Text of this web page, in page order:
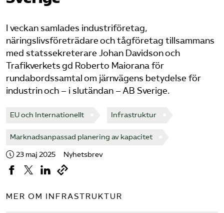
Logga in på Arbetsgivarguiden
Sök på tagforetagen.se
I veckan samlades industriföretag,
näringslivsföreträdare och tågföretag tillsammans
med statssekreterare Johan Davidson och
Trafikverkets gd Roberto Maiorana för
rundabordssamtal om järnvägens betydelse för
industrin och – i slutändan – AB Sverige.
EU och Internationellt Infrastruktur
Marknadsanpassad planering av kapacitet
23 maj 2025 Nyhetsbrev
MER OM INFRASTRUKTUR